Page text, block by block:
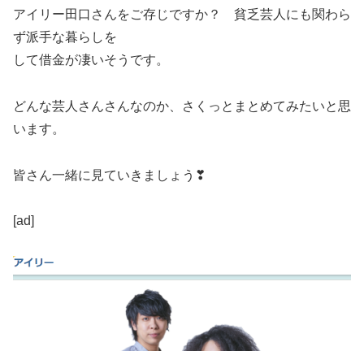
アイリー田口さんをご存じですか？ 貧乏芸人にも関わら
ず派手な暮らしを
して借金が凄いそうです。
どんな芸人さんさんなのか、さくっとまとめてみたいと思
います。
皆さん一緒に見ていきましょう❣
[ad]